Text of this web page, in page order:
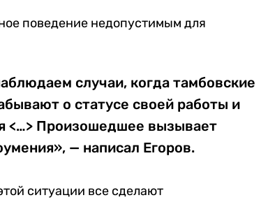
поведение недопустимым для
случаи, когда тамбовские
о статусе своей работы и
<…> Произошедшее вызывает
— написал Егоров.
ситуации все сделают